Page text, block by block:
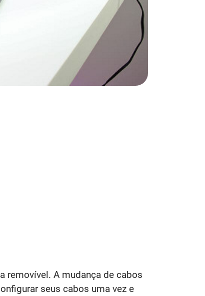
removível. A mudança de cabos
seus cabos uma vez e